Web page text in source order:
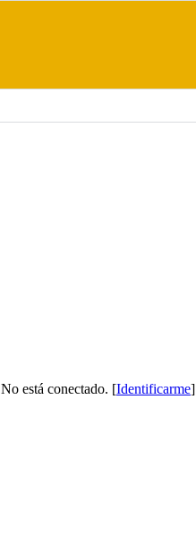
No está conectado. [Identificarme]